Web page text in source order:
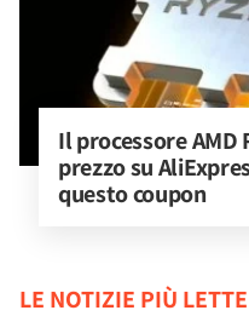
Il processore AMD
prezzo su
questo coupon
LE NOTIZIE PIÙ LETTE